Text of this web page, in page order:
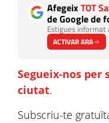
AfegeixTOT
de Google de
Estigues
ACTIVAR ARA
Segueix-nos per
ciutat.
Subscriu-te